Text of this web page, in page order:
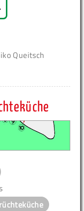
Queitsch